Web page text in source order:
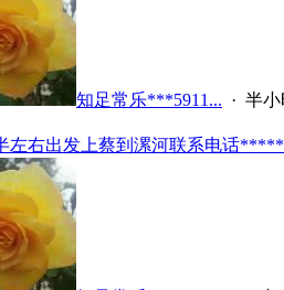
知足常乐***5911... · 半
左右出发上蔡到漯河联系电话